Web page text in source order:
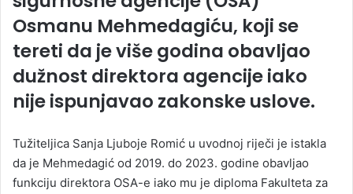
Osmanu Mehmedagiću, koji se
tereti da je više godina obavljao
dužnost direktora agencije iako
nije ispunjavao zakonske uslove.
Tužiteljica Sanja Ljuboje Romić u uvodnoj riječi je istakla
da je Mehmedagić od 2019. do 2023. godine obavljao
funkciju direktora OSA-e iako mu je diploma Fakulteta za